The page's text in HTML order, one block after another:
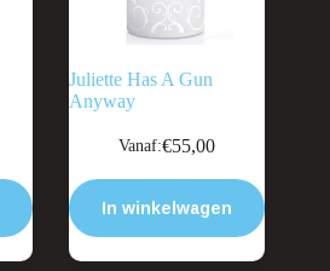
Juliette Has A Gun
Anyway
Vanaf:€55,00
In winkelwagen
product
variaties.
Deze
optie